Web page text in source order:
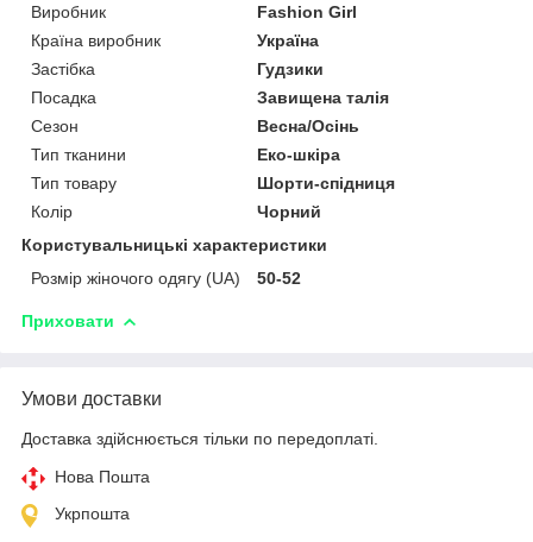
Виробник
Fashion Girl
Країна виробник
Україна
Застібка
Гудзики
Посадка
Завищена талія
Сезон
Весна/Осінь
Тип тканини
Еко-шкіра
Тип товару
Шорти-спідниця
Колір
Чорний
Користувальницькі характеристики
Розмір жіночого одягу (UA)
50-52
Приховати
Умови доставки
Доставка здійснюється тільки по передоплаті.
Нова Пошта
Укрпошта